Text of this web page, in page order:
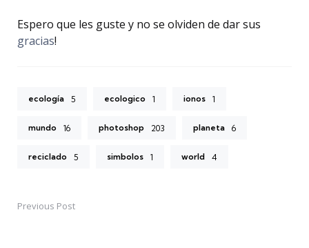
Espero que les guste y no se olviden de dar sus
gracias!
ecología 5 ecologico 1 ionos 1
mundo 16 photoshop 203 planeta 6
reciclado 5 simbolos 1 world 4
PostPrevious Post